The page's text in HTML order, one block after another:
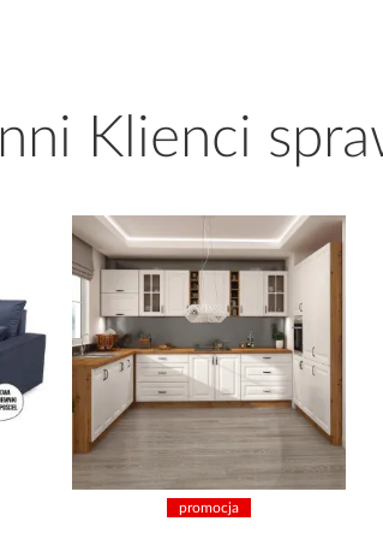
Inni Klienci
promocja